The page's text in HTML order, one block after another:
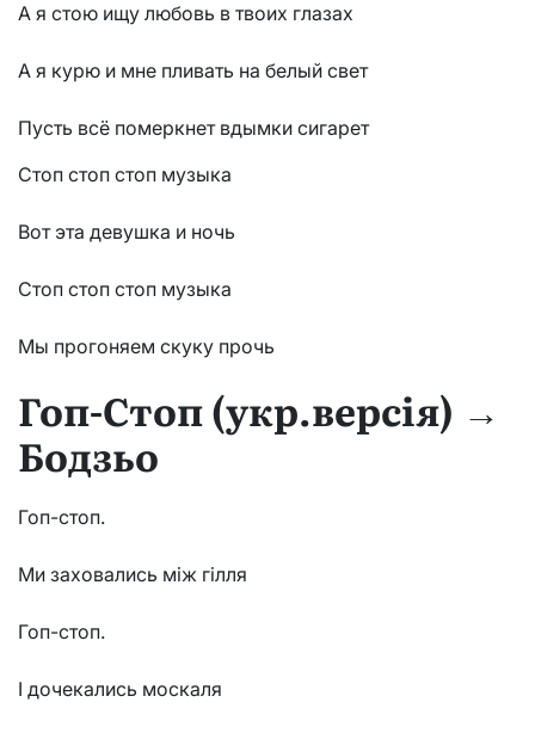
А я стою ищу любовь в твоих глазах
А я курю и мне пливать на белый свет
Пусть всё померкнет вдымки сигарет
Стоп стоп стоп музыка
Вот эта девушка и ночь
Стоп стоп стоп музыка
Мы прогоняем скуку прочь
Гоп-Стоп (укр.версія) →
Бодзьо
Гоп-стоп.
Ми заховались між гілля
Гоп-стоп.
І дочекались москаля